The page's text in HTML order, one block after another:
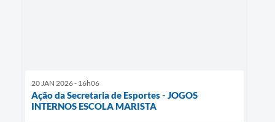
20 JAN 2026 - 16h06
Ação da Secretaria de Esportes - JOGOS
INTERNOS ESCOLA MARISTA